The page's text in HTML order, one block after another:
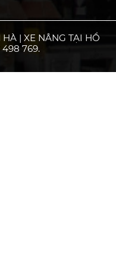
| XE NÂNG TẠI HỒ
769.